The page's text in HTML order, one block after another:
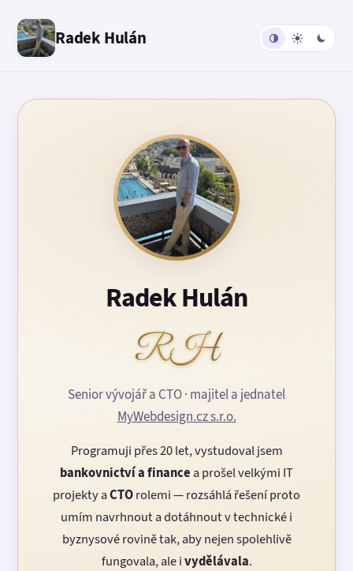
Radek Hulán
Radek Hulán
RH
Senior vývojář a CTO · majitel a jednatel
MyWebdesign.cz s.r.o.
Programuji přes 20 let, vystudoval jsem
bankovnictví a finance a prošel velkými IT
projekty aCTOrolemi — rozsáhlá řešení proto
umím navrhnout a dotáhnout v technické i
byznysové rovině tak, aby nejen spolehlivě
fungovala, ale ivydělávala.